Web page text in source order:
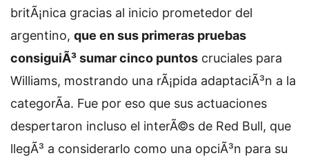
britÃ¡nica gracias al inicio prometedor del
argentino, que en sus primeras pruebas
consiguiÃ³ sumar cinco puntos cruciales para
Williams, mostrando una rÃ¡pida adaptaciÃ³n a la
categorÃ­a. Fue por eso que sus actuaciones
despertaron incluso el interÃ©s de Red Bull, que
llegÃ³ a considerarlo como una opciÃ³n para su